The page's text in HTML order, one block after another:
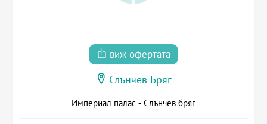
виж офертата
Слънчев Бряг
Империал палас - Слънчев бряг